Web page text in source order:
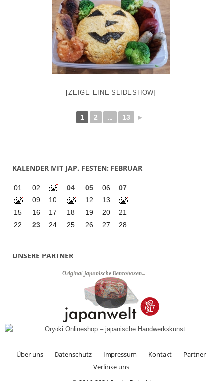
[ZEIGE EINE SLIDESHOW]
1 2 ... 13 ►
KALENDER MIT JAP. FESTEN: FEBRUAR
01 02 04 05 06
07
09
10 12
13
15
16 17 18 19 20
21
22
23 24 25 26 27 28
UNSERE PARTNER
Über uns Datenschutz Impressum Kontakt
Partner
Verlinke uns